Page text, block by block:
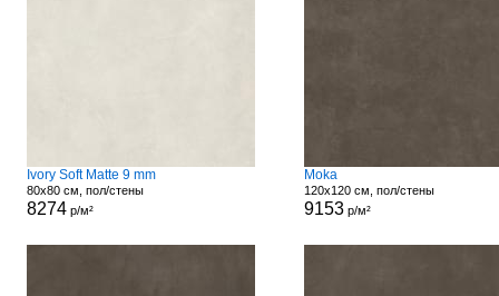
Ivory Soft Matte 9 mm
80x80 см, пол/стены
8274р/м²
Moka
120x120 см, пол/стены
9153р/м²